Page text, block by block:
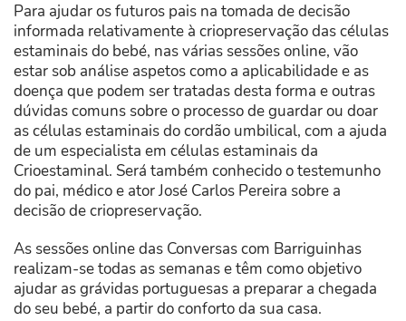
Para ajudar os futuros pais na tomada de decisão
informada relativamente à criopreservação das células
estaminais do bebé, nas várias sessões online, vão
estar sob análise aspetos como a aplicabilidade e as
doença que podem ser tratadas desta forma e outras
dúvidas comuns sobre o processo de guardar ou doar
as células estaminais do cordão umbilical, com a ajuda
de um especialista em células estaminais da
Crioestaminal. Será também conhecido o testemunho
do pai, médico e ator José Carlos Pereira sobre a
decisão de criopreservação.
As sessões online das Conversas com Barriguinhas
realizam-se todas as semanas e têm como objetivo
ajudar as grávidas portuguesas a preparar a chegada
do seu bebé, a partir do conforto da sua casa.